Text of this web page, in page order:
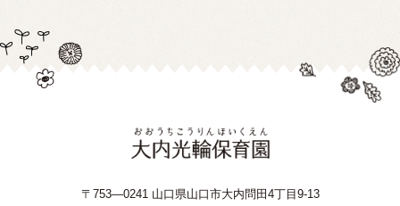
〒753—0241 山口県山口市大内問田4丁目9-13